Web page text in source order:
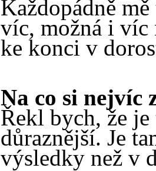
Každopádně
víc, možná i víc
ke konci v
Na co si nejvíc
Řekl bych, že
důraznější. Je
výsledky než v